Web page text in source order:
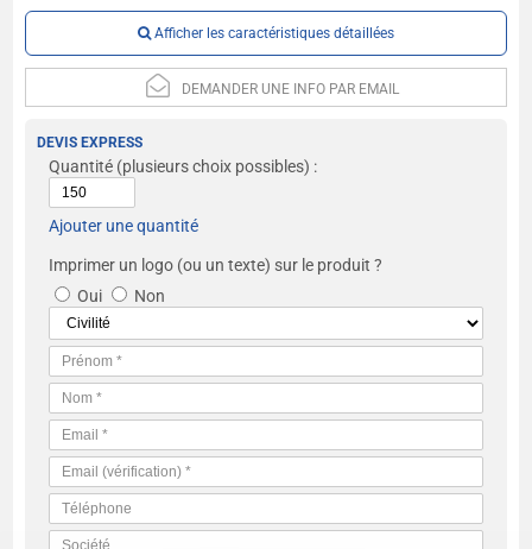
Afficher les caractéristiques détaillées
DEMANDER UNE INFO PAR EMAIL
DEVIS EXPRESS
Quantité (plusieurs choix possibles) :
Ajouter une quantité
Imprimer un logo (ou un texte) sur le produit ?
Oui
Non